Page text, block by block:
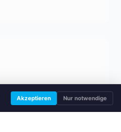
Akzeptieren Nur notwendige